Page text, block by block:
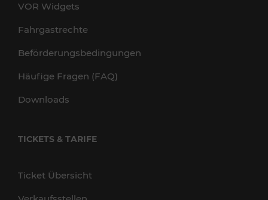
VOR Widgets
Fahrgastrechte
Beförderungsbedingungen
Häufige Fragen (FAQ)
Downloads
TICKETS & TARIFE
Ticket Übersicht